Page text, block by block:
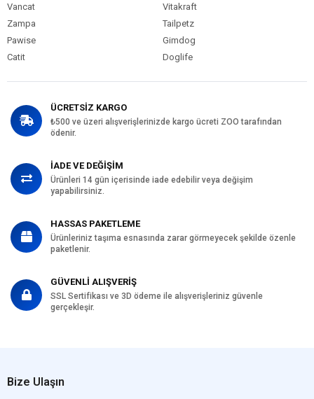
Vancat
Vitakraft
Zampa
Tailpetz
Pawise
Gimdog
Catit
Doglife
ÜCRETSİZ KARGO
₺500 ve üzeri alışverişlerinizde kargo ücreti ZOO tarafından
ödenir.
İADE VE DEĞİŞİM
Ürünleri 14 gün içerisinde iade edebilir veya değişim
yapabilirsiniz.
HASSAS PAKETLEME
Ürünleriniz taşıma esnasında zarar görmeyecek şekilde özenle
paketlenir.
GÜVENLİ ALIŞVERİŞ
SSL Sertifikası ve 3D ödeme ile alışverişleriniz güvenle
gerçekleşir.
Bize Ulaşın